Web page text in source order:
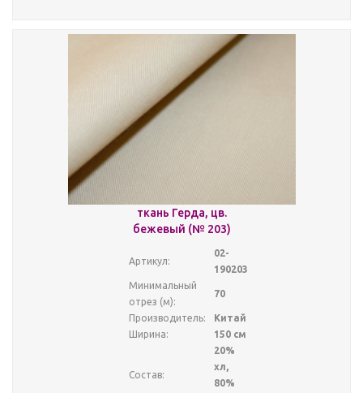
ткань Герда, цв.
бежевый (№ 203)
Артикул:
02-
190203
Минимальный
отрез (м):
70
Производитель:
Китай
Ширина:
150 см
Состав:
20%
хл,
80%